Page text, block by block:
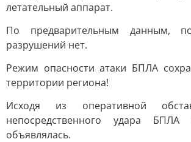
летательный аппарат.
По предварительным данным,
разрушений нет.
Режим опасности атаки БПЛА
территории региона!
Исходя из оперативной
непосредственного удара
объявлялась.